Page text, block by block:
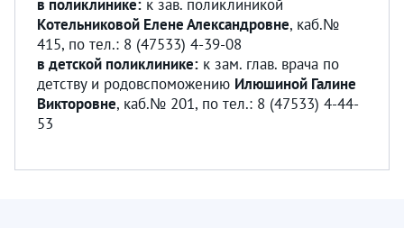
в поликлинике: к зав. поликлиникой
Котельниковой Елене Александровне, каб.№
415, по тел.: 8 (47533) 4-39-08
в детской поликлинике: к зам. глав. врача по
детству и родовспоможению Илюшиной Галине
Викторовне, каб.№ 201, по тел.: 8 (47533) 4-44-
53